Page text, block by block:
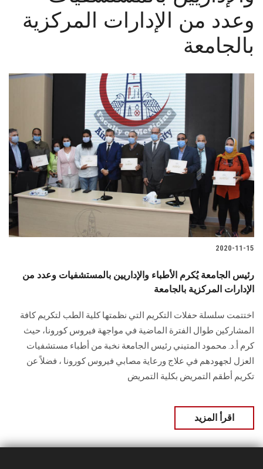
الأنظمة الذكية
هيئة التدريس
الدراسات العليا
الخريجين
الموظفون
وعدد من الإدارات المركزية
بالجامعة
2020-11-15
رئيس الجامعة يُكرم الأطباء والإداريين بالمستشفيات وعدد من
الإدارات المركزية بالجامعة
اختتمت سلسلة حفلات التكريم التي نظمتها كلية الطب لتكريم كافة
المشاركين طوال الفترة الماضية في مواجهة فيروس كورونا، حيث
كرم أ.د. محمود المتيني رئيس الجامعة نخبة من أطباء مستشفيات
العزل لجهودهم في علاج ورعاية مصابي فيروس كورونا ، فضلاً عن
تكريم أطقم التمريض بكلية التمريض
اقرأ المزيد